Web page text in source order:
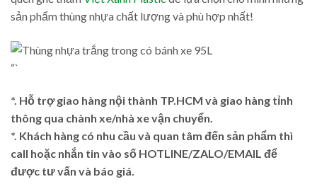
sản phẩm thùng nhựa chất lượng và phù hợp nhất!
“`
*. Hỗ trợ giao hàng nội thành TP.HCM và giao hàng tỉnh
thông qua chành xe/nhà xe vận chuyển.
*. Khách hàng có nhu cầu và quan tâm đến sản phẩm thì
call hoặc nhắn tin vào số HOTLINE/ZALO/EMAIL để
được tư vấn và báo giá.